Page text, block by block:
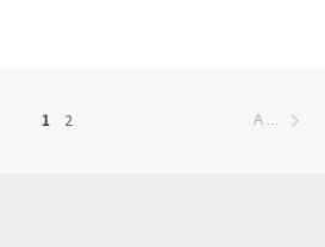
1 2 ARTICOLI MENO RECENTI